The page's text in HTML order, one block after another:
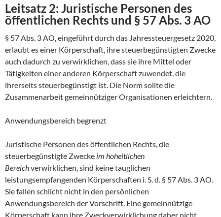
Leitsatz 2: Juristische Personen des
öffentlichen Rechts und § 57 Abs. 3 AO
§ 57 Abs. 3 AO, eingeführt durch das Jahressteuergesetz 2020,
erlaubt es einer Körperschaft, ihre steuerbegünstigten Zwecke
auch dadurch zu verwirklichen, dass sie ihre Mittel oder
Tätigkeiten einer anderen Körperschaft zuwendet, die
ihrerseits steuerbegünstigt ist. Die Norm sollte die
Zusammenarbeit gemeinnütziger Organisationen erleichtern.
Anwendungsbereich begrenzt
Juristische Personen des öffentlichen Rechts, die
steuerbegünstigte Zwecke im hoheitlichen
Bereichverwirklichen, sind keine tauglichen
leistungsempfangenden Körperschaften i. S. d. § 57 Abs. 3 AO.
Sie fallen schlicht nicht in den persönlichen
Anwendungsbereich der Vorschrift. Eine gemeinnützige
Körperschaft kann ihre Zweckverwirklichung daher nicht